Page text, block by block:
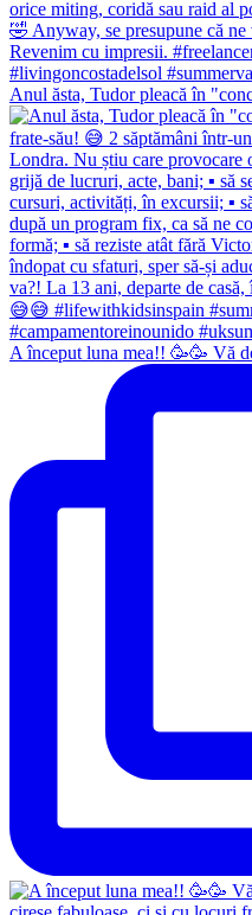
Anul ăsta, Tudor pleacă în
A început luna mea!! 🥳🥳 Vă